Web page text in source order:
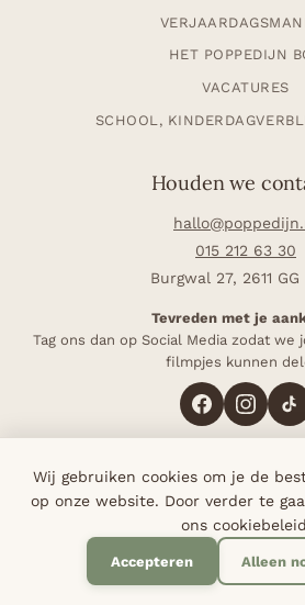
HET POPPEDIJN
VACATURES
SCHOOL,
Houden we
015 212 63 30
Burgwal 27, 2611
Tevreden met je
Tag ons dan op Social Media zodat
filmpjes kunnen
4,8 op Google (117 reviews)·
Bij elke bestelling planten
© 2026 Poppedijn - Alle rechten
Wij gebruiken cookies om je de
op onze website. Door verder te
ons
Accepteren Alleen